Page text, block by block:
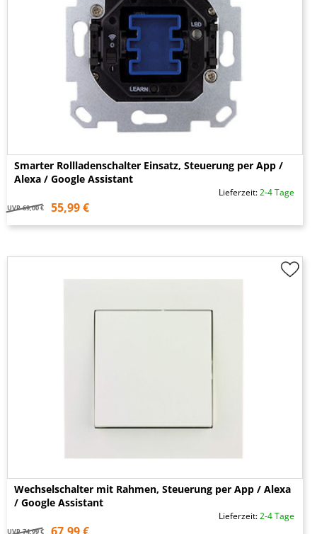
Smarter Rollladenschalter Einsatz, Steuerung per App /
Alexa / Google Assistant
Lieferzeit:2-4 Tage
UVP 69,00 € 55,99 €
Wechselschalter mit Rahmen, Steuerung per App / Alexa
/ Google Assistant
Lieferzeit:2-4 Tage
UVP 74,99 €